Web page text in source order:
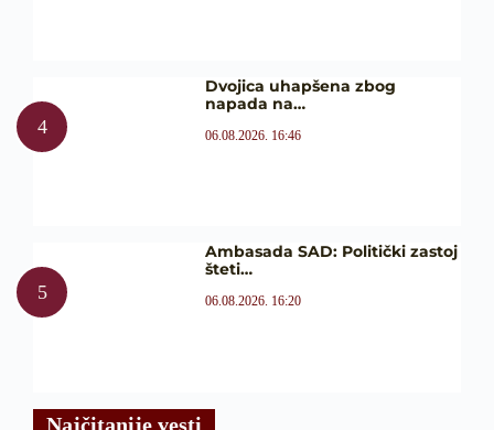
Dvojica uhapšena zbog
napada na…
06.08.2026. 16:46
Ambasada SAD: Politički zastoj
šteti…
06.08.2026. 16:20
Najčitanije vesti